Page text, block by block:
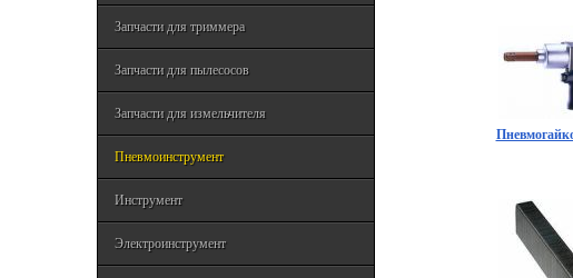
Запчасти для триммера
Запчасти для пылесосов
Запчасти для измельчителя
Пневмоинструмент
Инструмент
Электроинструмент